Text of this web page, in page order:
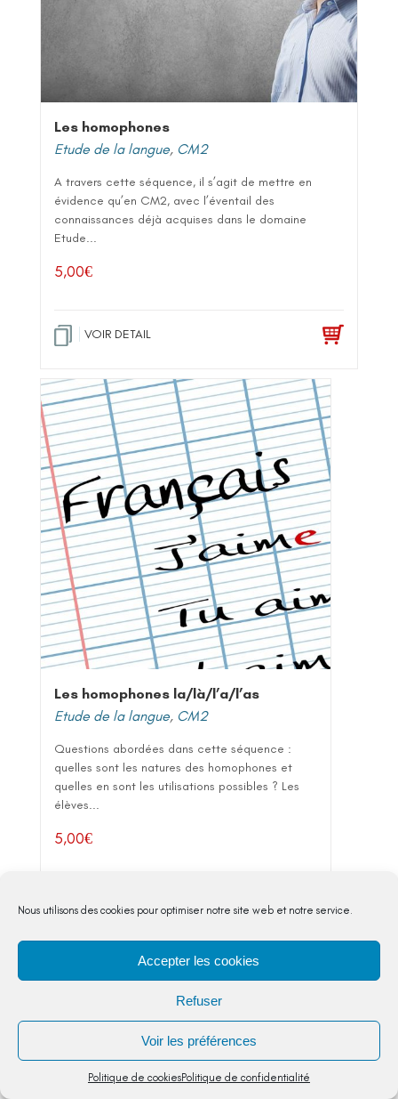
Nous utilisons des cookies pour optimiser notre site web et notre service.
Accepter les cookies
Refuser
Voir les préférences
Politique de cookiesPolitique de confidentialité
Les homophones
Etude de la langue, CM2
A travers cette séquence, il s’agit de mettre en
évidence qu’en CM2, avec l’éventail des
connaissances déjà acquises dans le domaine
Etude...
5,00€
VOIR DETAIL
Les homophones la/là/l’a/l’as
Etude de la langue, CM2
Questions abordées dans cette séquence :
quelles sont les natures des homophones et
quelles en sont les utilisations possibles ? Les
élèves...
5,00€